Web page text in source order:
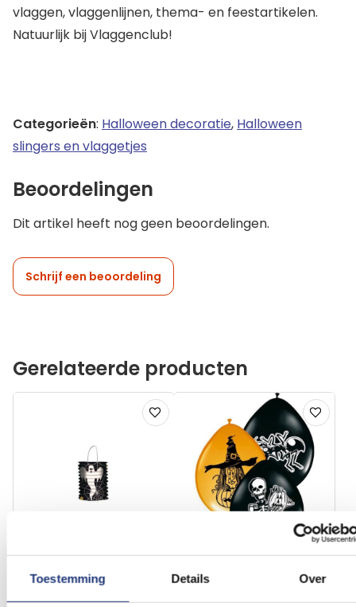
Toestemming Details Over
vlaggen, vlaggenlijnen, thema- en feestartikelen.
Natuurlijk bij Vlaggenclub!
Categorieën: Halloween decoratie, Halloween
slingers en vlaggetjes
Beoordelingen
Dit artikel heeft nog geen beoordelingen.
Schrijf een beoordeling
Gerelateerde producten
Voeg
toe
verlanglijst
Lampion met spook
Ghost
Voeg
toe
aan
Halloween ballonnen
Horror 8 stuks